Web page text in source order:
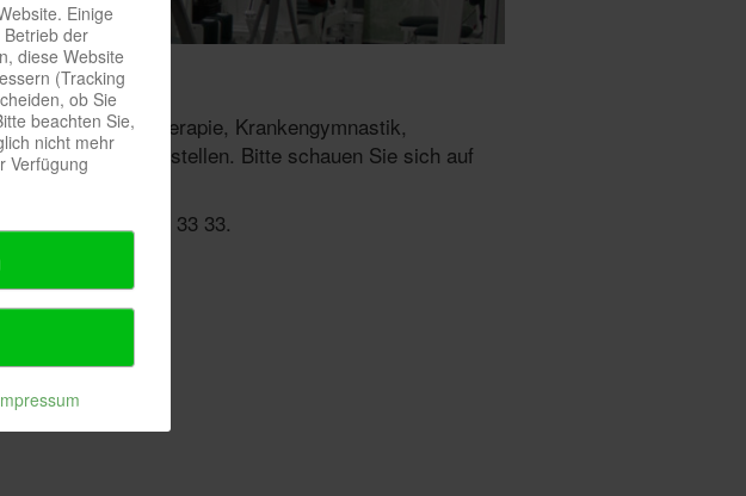
Physiotherapie, Krankengymnastik,
zur Verfügung stellen. Bitte schauen Sie sich auf
uns: 02361 - 48 33 33.
Einige
der
diese Website
(Tracking
ob Sie
beachten Sie,
nicht mehr
Verfügung